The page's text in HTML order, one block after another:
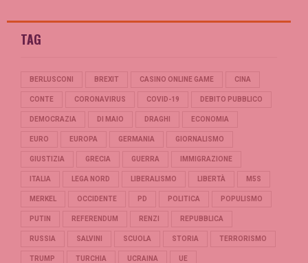
TAG
BERLUSCONI BREXIT CASINO ONLINE GAME CINA
CONTE CORONAVIRUS COVID-19 DEBITO PUBBLICO
DEMOCRAZIA DI MAIO DRAGHI ECONOMIA
EURO EUROPA GERMANIA GIORNALISMO
GIUSTIZIA GRECIA GUERRA IMMIGRAZIONE
ITALIA LEGA NORD LIBERALISMO LIBERTÀ M5S
MERKEL OCCIDENTE PD POLITICA POPULISMO
PUTIN REFERENDUM RENZI REPUBBLICA
RUSSIA SALVINI SCUOLA STORIA TERRORISMO
TRUMP TURCHIA UCRAINA UE